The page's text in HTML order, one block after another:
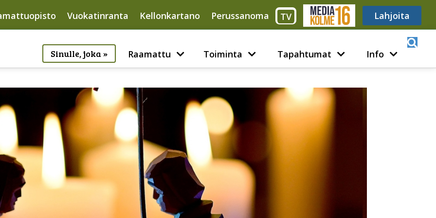
Vuokatinranta Kellonkartano Perussanoma TV Media316 Lahjoita
Sinulle, joka » Raamattu Toiminta Tapahtumat Info